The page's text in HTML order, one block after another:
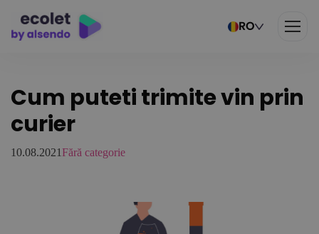
RO
Cum puteti trimite vin prin
curier
10.08.2021Fără categorie